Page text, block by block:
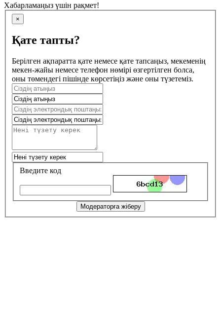
Хабарламаңыз үшін рақмет!
×
Қате тапты?
Берілген ақпаратта қате немесе қате тапсаңыз, мекеменің
мекен-жайы немесе телефон нөмірі өзгертілген болса,
оны төмендегі пішінде көрсетіңіз және оны түзетеміз.
Введите код
Модераторға жіберу